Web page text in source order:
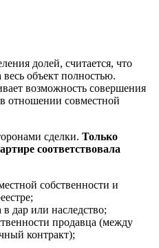
долей, считается, что
объект полностью.
возможность совершения
отношении совместной
сделки. Только
соответствовала
собственности и
дар или наследство;
продавца (между
контракт);